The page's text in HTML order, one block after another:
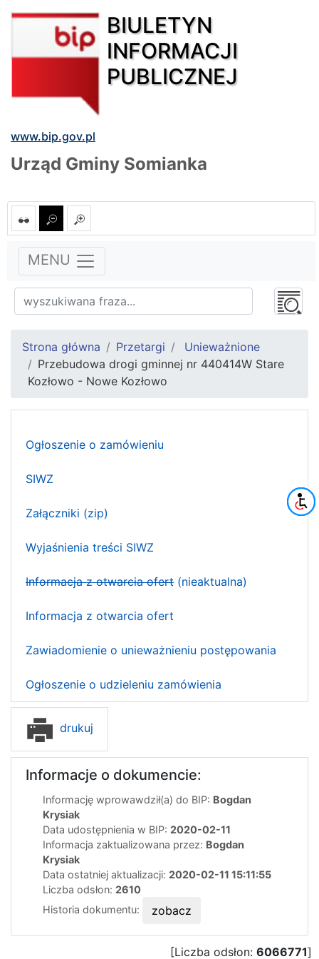
BIULETYN
INFORMACJI
PUBLICZNEJ
www.bip.gov.pl
Urząd Gminy Somianka
MENU
Strona główna Przetargi
Unieważnione
Przebudowa drogi gminnej nr 440414W Stare
Kozłowo - Nowe Kozłowo
Ogłoszenie o zamówieniu
SIWZ
Załączniki (zip)
Wyjaśnienia treści SIWZ
Informacja z otwarcia ofert (nieaktualna)
Informacja z otwarcia ofert
Zawiadomienie o unieważnieniu postępowania
Ogłoszenie o udzieleniu zamówienia
drukuj
Informacje o dokumencie:
Informację wprowawdził(a) do BIP: Bogdan
Krysiak
Data udostępnienia w BIP: 2020-02-11
Informacja zaktualizowana przez: Bogdan
Krysiak
Data ostatniej aktualizacji: 2020-02-11 15:11:55
Liczba odsłon: 2610
Historia dokumentu:
zobacz
[Liczba odsłon: 6066771]